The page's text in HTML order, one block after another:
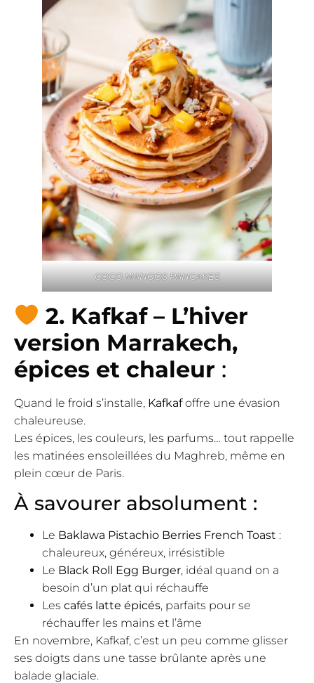
COCO MANGOS PANCAKES
2. Kafkaf – L’hiver
version Marrakech,
épices et chaleur :
Quand le froid s’installe, Kafkafoffre une évasion
chaleureuse.
Les épices, les couleurs, les parfums… tout rappelle
les matinées ensoleillées du Maghreb, même en
plein cœur de Paris.
À savourer absolument :
Le Baklawa Pistachio Berries French Toast :
chaleureux, généreux, irrésistible
Le Black Roll Egg Burger, idéal quand on a
besoin d’un plat qui réchauffe
Les cafés latte épicés, parfaits pour se
réchauffer les mains et l’âme
En novembre, Kafkaf, c’est un peu comme glisser
ses doigts dans une tasse brûlante après une
balade glaciale.